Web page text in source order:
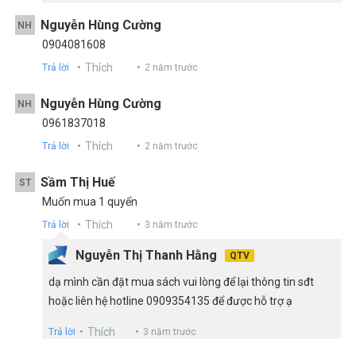
NH Nguyễn Hùng Cường
0904081608
Trả lời Thích 2 năm trước
NH Nguyễn Hùng Cường
0961837018
Trả lời Thích 2 năm trước
ST Sầm Thị Huế
Muốn mua 1 quyển
Trả lời Thích 3 năm trước
Nguyễn Thị Thanh Hằng QTV
dạ mình cần đặt mua sách vui lòng để lại thông tin sđt
hoặc liên hệ hotline 0909354135 để được hỗ trợ ạ
Trả lời Thích 3 năm trước